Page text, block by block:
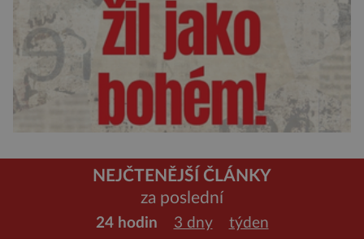
NEJČTENĚJŠÍ ČLÁNKY
za poslední
24 hodin 3 dny týden